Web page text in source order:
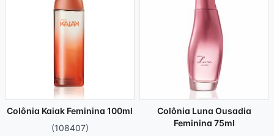
Colônia Kaiak Feminina 100ml
(108407)
Colônia Luna Ousadia
Feminina 75ml